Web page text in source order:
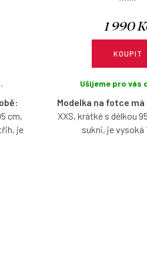
cm,
je
1 990
KOUPIT
Ušijeme pro vás
Modelka na fotce
XXS, krátké s délkou
sukni, je vysoká